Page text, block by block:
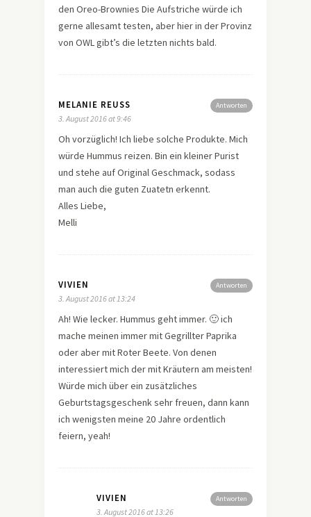
den Oreo-Brownies Die Aufstriche würde ich
gerne allesamt testen, aber hier in der Provinz
von OWL gibt’s die letzten nichts bald.
Antworten
MELANIE REUSS
3. August 2016 at 9:46
Oh vorzüglich! Ich liebe solche Produkte. Mich
würde Hummus reizen. Bin ein kleiner Purist
und stehe auf Original Geschmack, sodass
man auch die guten Zuatetn erkennt.
Alles Liebe,
Melli
Antworten
VIVIEN
3. August 2016 at 13:24
Ah! Wie lecker. Hummus geht immer. 🙂 ich
mache meinen immer mit Gegrillter Paprika
oder aber mit Roter Beete. Von denen
interessiert mich der mit Kräutern am meisten!
Würde mich über ein zusätzliches
Geburtstagsgeschenk sehr freuen, dann kann
ich wenigsten meine 20 Jahre ordentlich
feiern, yeah!
Antworten
VIVIEN
3. August 2016 at 13:26